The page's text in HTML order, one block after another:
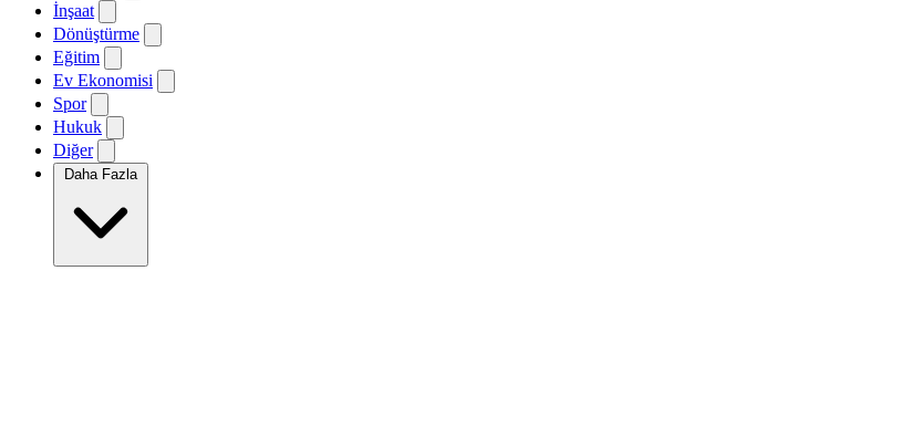
İnşaat
Dönüştürme
Eğitim
Ev Ekonomisi
Spor
Hukuk
Diğer
Daha Fazla